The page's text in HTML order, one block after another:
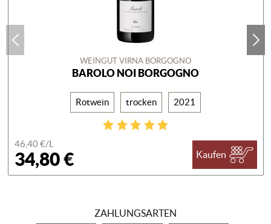
WEINGUT VIRNA BORGOGNO
BAROLO NOI BORGOGNO
Rotwein trocken 2021
46,40 €/L
34,80 € Kaufen
ZAHLUNGSARTEN